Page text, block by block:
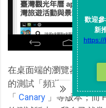
在桌面端的瀏覽器中，
的測試「頻道」，如果
「 Canary 」等版本；而